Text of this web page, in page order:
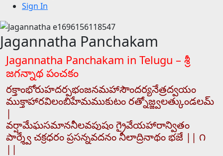
Sign In
Jagannatha Panchakam
Jagannatha Panchakam in Telugu – శ్రీ
జగన్నాథ పంచకం
రక్తాంభోరుహదర్పభంజనమహాసౌందర్యనేత్రద్వయం
ముక్తాహారవిలంబిహేమముకుటం రత్నోజ్జ్వలత్కుండలమ్
|
వర్షామేఘసమాననీలవపుషం గ్రైవేయహారాన్వితం
పార్శ్వే చక్రధరం ప్రసన్నవదనం నీలాద్రినాథం భజే || ౧
||